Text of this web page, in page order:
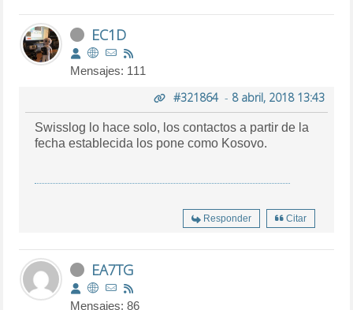
EC1D
Mensajes: 111
#321864- 8 abril, 2018 13:43
Swisslog lo hace solo, los contactos a partir de la
fecha establecida los pone como Kosovo.
Responder Citar
EA7TG
Mensajes: 86